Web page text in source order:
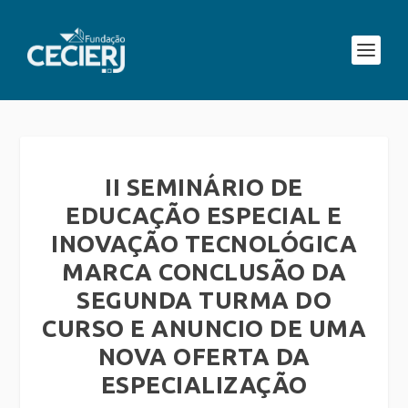
II SEMINÁRIO DE
EDUCAÇÃO ESPECIAL E
INOVAÇÃO TECNOLÓGICA
MARCA CONCLUSÃO DA
SEGUNDA TURMA DO
CURSO E ANUNCIO DE UMA
NOVA OFERTA DA
ESPECIALIZAÇÃO